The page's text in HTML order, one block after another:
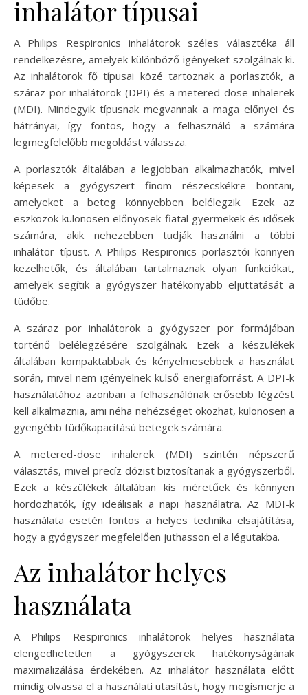
inhalátor típusai
A Philips Respironics inhalátorok széles választéka áll
rendelkezésre, amelyek különböző igényeket szolgálnak ki.
Az inhalátorok fő típusai közé tartoznak a porlasztók, a
száraz por inhalátorok (DPI) és a metered-dose inhalerek
(MDI). Mindegyik típusnak megvannak a maga előnyei és
hátrányai, így fontos, hogy a felhasználó a számára
legmegfelelőbb megoldást válassza.
A porlasztók általában a legjobban alkalmazhatók, mivel
képesek a gyógyszert finom részecskékre bontani,
amelyeket a beteg könnyebben belélegzik. Ezek az
eszközök különösen előnyösek fiatal gyermekek és idősek
számára, akik nehezebben tudják használni a többi
inhalátor típust. A Philips Respironics porlasztói könnyen
kezelhetők, és általában tartalmaznak olyan funkciókat,
amelyek segítik a gyógyszer hatékonyabb eljuttatását a
tüdőbe.
A száraz por inhalátorok a gyógyszer por formájában
történő belélegzésére szolgálnak. Ezek a készülékek
általában kompaktabbak és kényelmesebbek a használat
során, mivel nem igényelnek külső energiaforrást. A DPI-k
használatához azonban a felhasználónak erősebb légzést
kell alkalmaznia, ami néha nehézséget okozhat, különösen a
gyengébb tüdőkapacitású betegek számára.
A metered-dose inhalerek (MDI) szintén népszerű
választás, mivel precíz dózist biztosítanak a gyógyszerből.
Ezek a készülékek általában kis méretűek és könnyen
hordozhatók, így ideálisak a napi használatra. Az MDI-k
használata esetén fontos a helyes technika elsajátítása,
hogy a gyógyszer megfelelően juthasson el a légutakba.
Az inhalátor helyes
használata
A Philips Respironics inhalátorok helyes használata
elengedhetetlen a gyógyszerek hatékonyságának
maximalizálása érdekében. Az inhalátor használata előtt
mindig olvassa el a használati utasítást, hogy megismerje a